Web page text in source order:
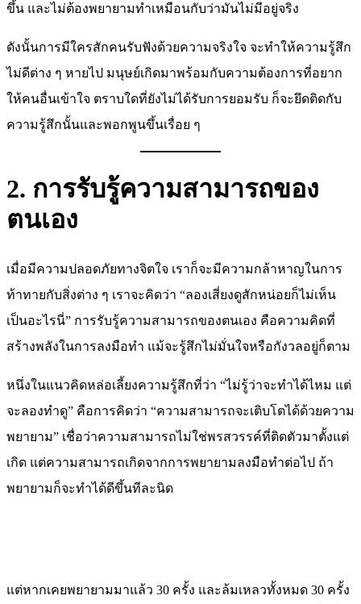
ขึ้น และไม่ต้องพยายามทำเหมือนกับว่ามันไม่มีอยู่จริง
ดังนั้นการมีใครสักคนรับฟังด้วยความจริงใจ จะทำให้ความรู้สึก
ไม่ดีต่าง ๆ หายไป มนุษย์เกิดมาพร้อมกับความต้องการที่อยาก
ให้คนอื่นเข้าใจ ตราบใดที่ยังไม่ได้รับการยอมรับ ก็จะยึดติดกับ
ความรู้สึกนั้นและพอกพูนขึ้นเรื่อย ๆ
2. การรับรู้ความสามารถของ
ตนเอง
เมื่อมีความปลอดภัยทางจิตใจ เราก็จะมีความกล้าหาญในการ
ท้าทายกับสิ่งต่าง ๆ เราจะคิดว่า “ลองเสี่ยงดูสักหน่อยก็ไม่เห็น
เป็นอะไรนี่” การรับรู้ความสามารถของตนเอง คือความคิดที่
สร้างพลังในการลงมือทำ แม้จะรู้สึกไม่มั่นใจหรือกังวลอยู่ก็ตาม
หนึ่งในแนวคิดหล่อเลี้ยงความรู้สึกที่ว่า “ไม่รู้ว่าจะทำได้ไหม แต่
จะลองทำดู” คือการคิดว่า “ความสามารถจะเติบโตได้ด้วยความ
พยายาม” เชื่อว่าความสามารถไม่ใช่พรสวรรค์ที่ติดตัวมาตั้งแต่
เกิด แต่ความสามารถเกิดจากการพยายามลงมือทำต่อไป ถ้า
พยายามก็จะทำได้ดีขึ้นทีละนิด
แต่หากเคยพยายามมาแล้ว 30 ครั้ง และล้มเหลวทั้งหมด 30 ครั้ง